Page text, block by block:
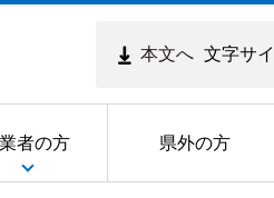
本文へ 文字サ
者の方 県外の方